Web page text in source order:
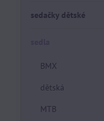
sedačky dětské
BMX
dětská
MTB